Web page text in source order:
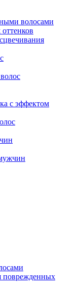
волосами
с эффектом
поврежденных